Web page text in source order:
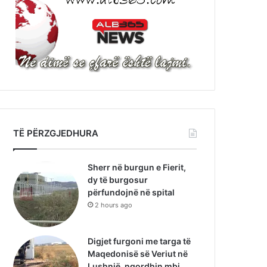
TË PËRZGJEDHURA
Sherr në burgun e Fierit,
dy të burgosur
përfundojnë në spital
2 hours ago
Digjet furgoni me targa të
Maqedonisë së Veriut në